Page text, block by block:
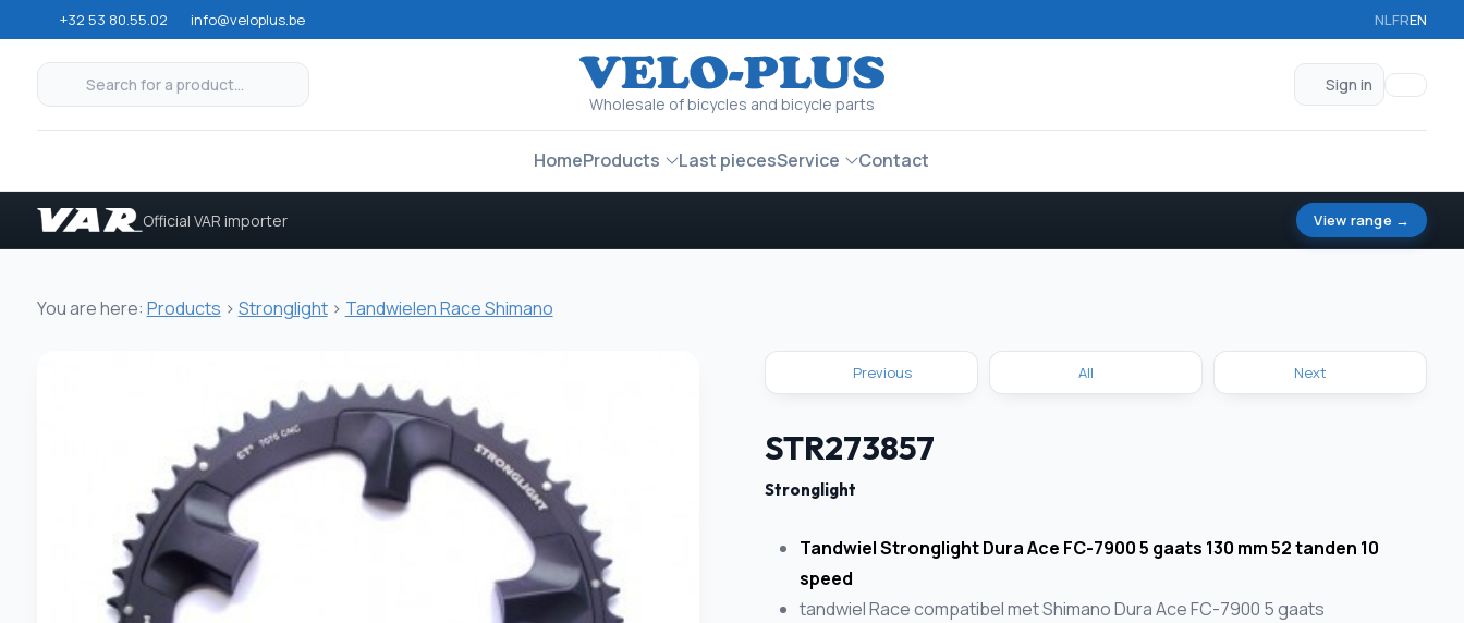
+32 53 80.55.02 info@veloplus.be NLFREN
Wholesale of bicycles and bicycle parts
Sign in
HomeProducts Last piecesService Contact
Official VAR importer View range →
You are here: Products > Stronglight> Tandwielen Race Shimano
Previous All Next
STR273857
Stronglight
Tandwiel Stronglight Dura Ace FC-7900 5 gaats 130 mm 52 tanden 10
speed
tandwiel Race compatibel met Shimano Dura Ace FC-7900 5 gaats